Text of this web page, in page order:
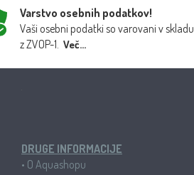
Varstvo osebnih podatkov!
Vaši osebni podatki so varovani v skladu
z ZVOP-1. Več...
DRUGE INFORMACIJE
• O Aquashopu